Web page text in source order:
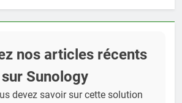
nos articles récents
sur Sunology
devez savoir sur cette solution